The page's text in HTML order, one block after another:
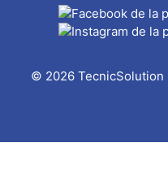
© 2026 TecnicSolution